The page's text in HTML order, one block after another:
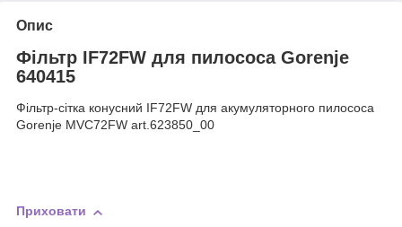
Опис
Фільтр IF72FW для пилососа Gorenje
640415
Фільтр-сітка конусний IF72FW для акумуляторного пилососа
Gorenje MVC72FW art.623850_00
Приховати